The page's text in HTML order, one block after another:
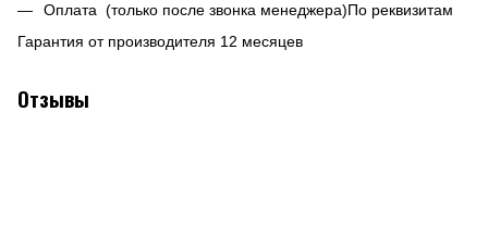
Оплата (только после звонка менеджера)По реквизитам
Гарантия от производителя 12 месяцев
Отзывы